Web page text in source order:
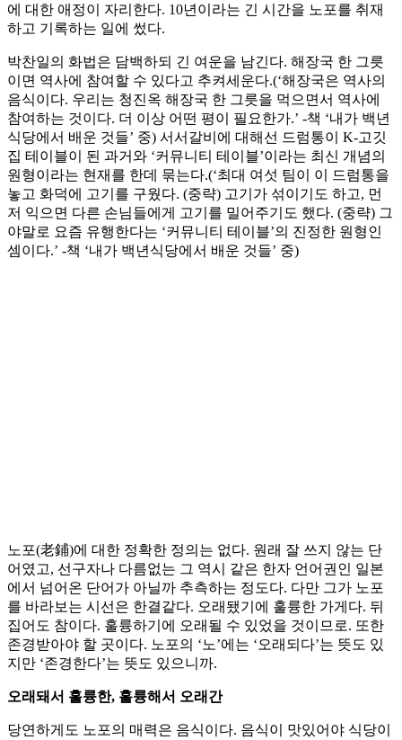
에 대한 애정이 자리한다. 10년이라는 긴 시간을 노포를 취재
하고 기록하는 일에 썼다.
박찬일의 화법은 담백하되 긴 여운을 남긴다. 해장국 한 그릇
이면 역사에 참여할 수 있다고 추켜세운다.(‘해장국은 역사의
음식이다. 우리는 청진옥 해장국 한 그릇을 먹으면서 역사에
참여하는 것이다. 더 이상 어떤 평이 필요한가.’ -책 ‘내가 백년
식당에서 배운 것들’ 중) 서서갈비에 대해선 드럼통이 K-고깃
집 테이블이 된 과거와 ‘커뮤니티 테이블’이라는 최신 개념의
원형이라는 현재를 한데 묶는다.(‘최대 여섯 팀이 이 드럼통을
놓고 화덕에 고기를 구웠다. (중략) 고기가 섞이기도 하고, 먼
저 익으면 다른 손님들에게 고기를 밀어주기도 했다. (중략) 그
야말로 요즘 유행한다는 ‘커뮤니티 테이블’의 진정한 원형인
셈이다.’ -책 ‘내가 백년식당에서 배운 것들’ 중)
노포(老鋪)에 대한 정확한 정의는 없다. 원래 잘 쓰지 않는 단
어였고, 선구자나 다름없는 그 역시 같은 한자 언어권인 일본
에서 넘어온 단어가 아닐까 추측하는 정도다. 다만 그가 노포
를 바라보는 시선은 한결같다. 오래됐기에 훌륭한 가게다. 뒤
집어도 참이다. 훌륭하기에 오래될 수 있었을 것이므로. 또한
존경받아야 할 곳이다. 노포의 ‘노’에는 ‘오래되다’는 뜻도 있
지만 ‘존경한다’는 뜻도 있으니까.
오래돼서 훌륭한, 훌륭해서 오래간
당연하게도 노포의 매력은 음식이다. 음식이 맛있어야 식당이